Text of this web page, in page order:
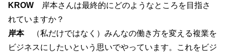
KROW 岸本さんは最終的にどのようなところを目指さ
れていますか？
岸本（私だけではなく）みんなの働き方を変える複業を
ビジネスにしたいという思いでやっています。これをビジ